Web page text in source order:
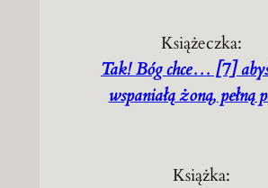
Książeczka:
Tak! Bóg chce… [7]
wspaniałą żoną, pełną
Książka: